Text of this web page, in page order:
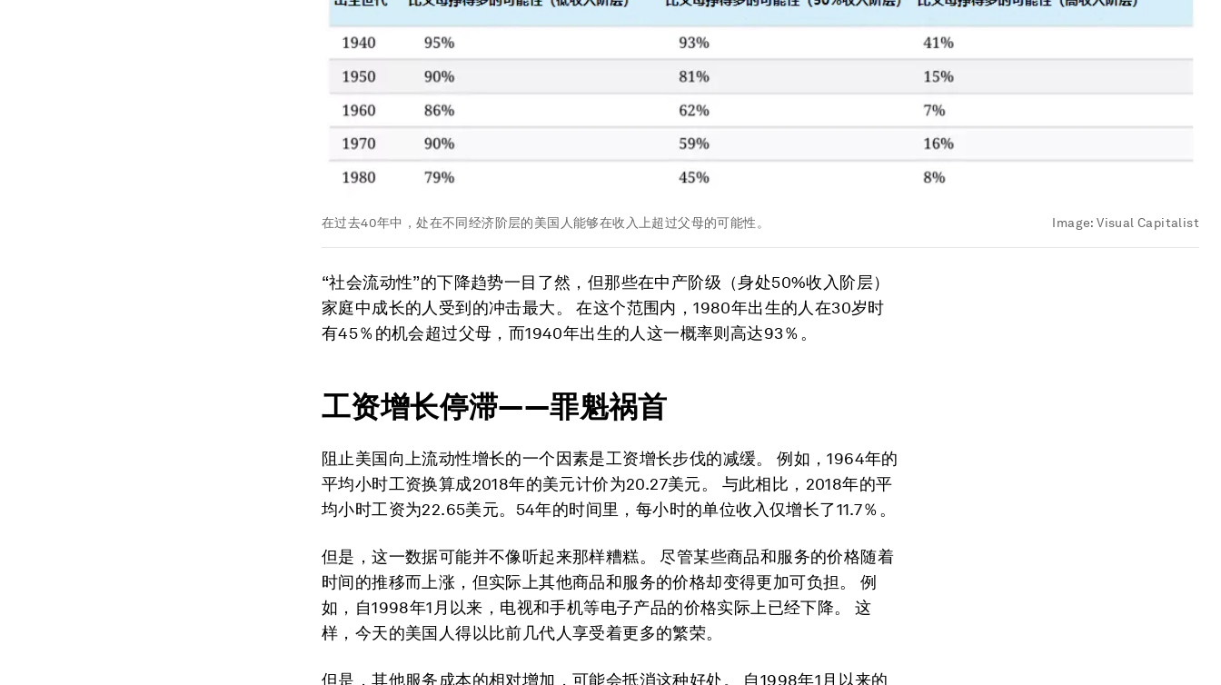
在过去40年中，处在不同经济阶层的美国人能够在收入上超过父母的可能性。 Image:Visual Capitalist
“社会流动性”的下降趋势一目了然，但那些在中产阶级（身处50%收入阶层）
家庭中成长的人受到的冲击最大。 在这个范围内，1980年出生的人在30岁时
有45％的机会超过父母，而1940年出生的人这一概率则高达93％。
工资增长停滞——罪魁祸首
阻止美国向上流动性增长的一个因素是工资增长步伐的减缓。 例如，1964年的
平均小时工资换算成2018年的美元计价为20.27美元。 与此相比，2018年的平
均小时工资为22.65美元。54年的时间里，每小时的单位收入仅增长了11.7％。
但是，这一数据可能并不像听起来那样糟糕。 尽管某些商品和服务的价格随着
时间的推移而上涨，但实际上其他商品和服务的价格却变得更加可负担。 例
如，自1998年1月以来，电视和手机等电子产品的价格实际上已经下降。 这
样，今天的美国人得以比前几代人享受着更多的繁荣。
但是，其他服务成本的相对增加，可能会抵消这种好处。 自1998年1月以来的